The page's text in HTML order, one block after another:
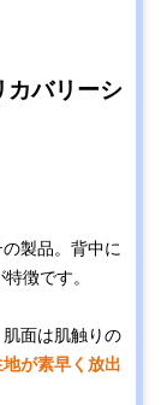
カバリーシ
製品。背中に
徴です。
面は肌触りの
が素早く放出